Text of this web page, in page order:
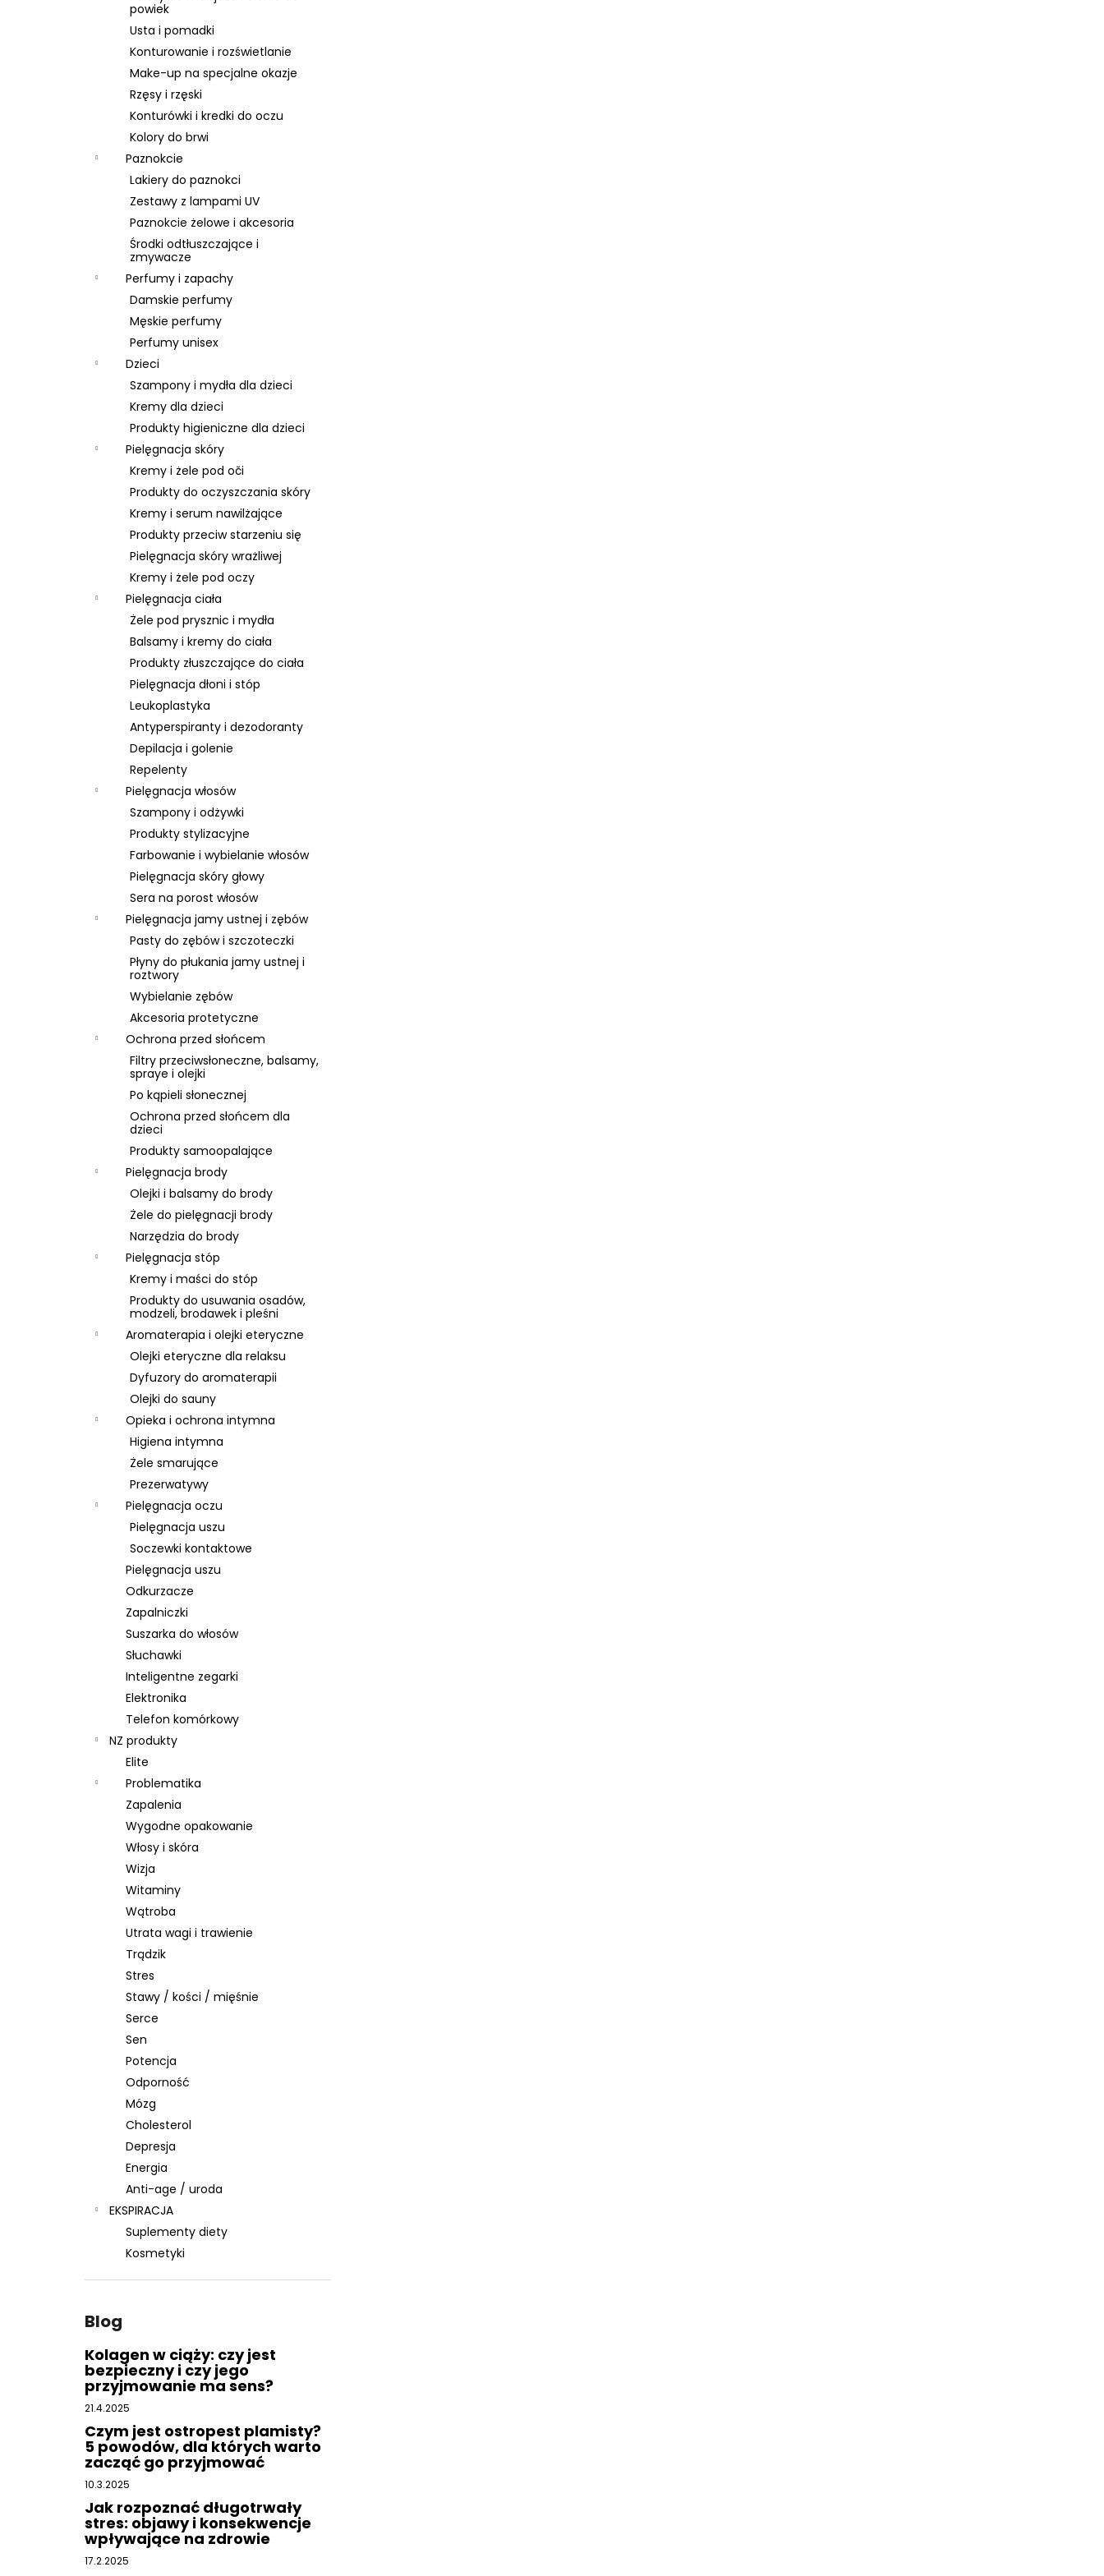
powiek
Usta i pomadki
Konturowanie i rozświetlanie
Make-up na specjalne okazje
Rzęsy i rzęski
Konturówki i kredki do oczu
Kolory do brwi
Paznokcie
Lakiery do paznokci
Zestawy z lampami UV
Paznokcie żelowe i akcesoria
Środki odtłuszczające i
zmywacze
Perfumy i zapachy
Damskie perfumy
Męskie perfumy
Perfumy unisex
Dzieci
Szampony i mydła dla dzieci
Kremy dla dzieci
Produkty higieniczne dla dzieci
Pielęgnacja skóry
Kremy i żele pod oči
Produkty do oczyszczania skóry
Kremy i serum nawilżające
Produkty przeciw starzeniu się
Pielęgnacja skóry wrażliwej
Kremy i żele pod oczy
Pielęgnacja ciała
Żele pod prysznic i mydła
Balsamy i kremy do ciała
Produkty złuszczające do ciała
Pielęgnacja dłoni i stóp
Leukoplastyka
Antyperspiranty i dezodoranty
Depilacja i golenie
Repelenty
Pielęgnacja włosów
Szampony i odżywki
Produkty stylizacyjne
Farbowanie i wybielanie włosów
Pielęgnacja skóry głowy
Sera na porost włosów
Pielęgnacja jamy ustnej i zębów
Pasty do zębów i szczoteczki
Płyny do płukania jamy ustnej i
roztwory
Wybielanie zębów
Akcesoria protetyczne
Ochrona przed słońcem
Filtry przeciwsłoneczne, balsamy,
spraye i olejki
Po kąpieli słonecznej
Ochrona przed słońcem dla
dzieci
Produkty samoopalające
Pielęgnacja brody
Olejki i balsamy do brody
Żele do pielęgnacji brody
Narzędzia do brody
Pielęgnacja stóp
Kremy i maści do stóp
Produkty do usuwania osadów,
modzeli, brodawek i pleśni
Aromaterapia i olejki eteryczne
Olejki eteryczne dla relaksu
Dyfuzory do aromaterapii
Olejki do sauny
Opieka i ochrona intymna
Higiena intymna
Żele smarujące
Prezerwatywy
Pielęgnacja oczu
Pielęgnacja uszu
Soczewki kontaktowe
Pielęgnacja uszu
Odkurzacze
Zapalniczki
Suszarka do włosów
Słuchawki
Inteligentne zegarki
Elektronika
Telefon komórkowy
NZ produkty
Elite
Problematika
Zapalenia
Wygodne opakowanie
Włosy i skóra
Wizja
Witaminy
Wątroba
Utrata wagi i trawienie
Trądzik
Stres
Stawy / kości / mięśnie
Serce
Sen
Potencja
Odporność
Mózg
Cholesterol
Depresja
Energia
Anti-age / uroda
EKSPIRACJA
Suplementy diety
Kosmetyki
Blog
Kolagen w ciąży: czy jest
bezpieczny i czy jego
przyjmowanie ma sens?
21.4.2025
Czym jest ostropest plamisty?
5 powodów, dla których warto
zacząć go przyjmować
10.3.2025
Jak rozpoznać długotrwały
stres: objawy i konsekwencje
wpływające na zdrowie
17.2.2025
SKIN79 SUPER PLUS BEBLESH BALM GOLD
SPF 30, 40 ML, EXP 08/26
Pierwotnie:66 zł